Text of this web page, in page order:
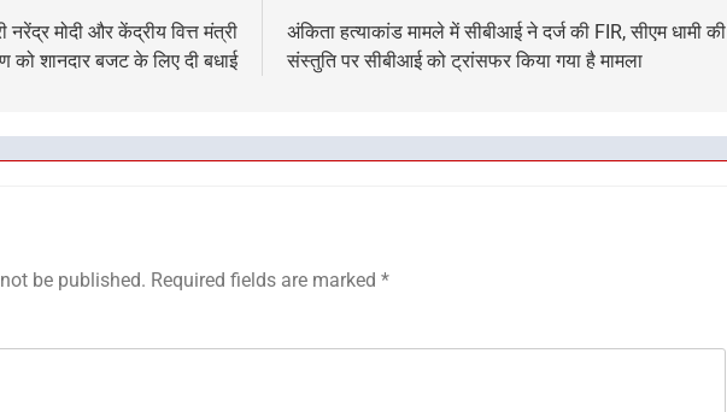
नरेंद्र मोदी और केंद्रीय वित्त मंत्री
को शानदार बजट के लिए दी बधाई
अंकिता हत्याकांड मामले में सीबीआई ने दर्ज की FIR, सीएम धामी की
संस्तुति पर सीबीआई को ट्रांसफर किया गया है मामला
be published. Required fields are marked *